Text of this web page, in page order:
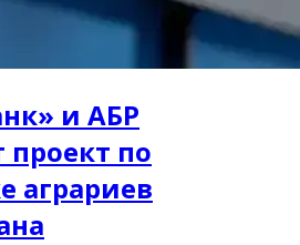
и АБР
проект по
аграриев